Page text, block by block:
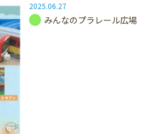
2025.06.27
みんなのプラレール広場